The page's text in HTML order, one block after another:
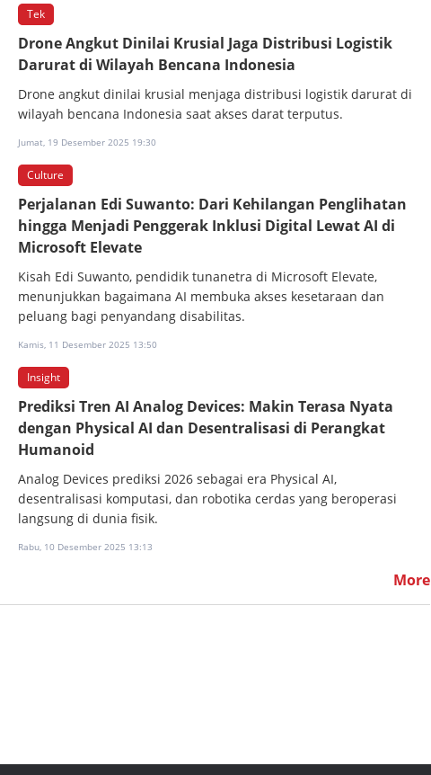
Tek
Drone Angkut Dinilai Krusial Jaga Distribusi Logistik
Darurat di Wilayah Bencana Indonesia
Drone angkut dinilai krusial menjaga distribusi logistik darurat di
wilayah bencana Indonesia saat akses darat terputus.
Jumat, 19 Desember 2025 19:30
Culture
Perjalanan Edi Suwanto: Dari Kehilangan Penglihatan
hingga Menjadi Penggerak Inklusi Digital Lewat AI di
Microsoft Elevate
Kisah Edi Suwanto, pendidik tunanetra di Microsoft Elevate,
menunjukkan bagaimana AI membuka akses kesetaraan dan
peluang bagi penyandang disabilitas.
Kamis, 11 Desember 2025 13:50
Insight
Prediksi Tren AI Analog Devices: Makin Terasa Nyata
dengan Physical AI dan Desentralisasi di Perangkat
Humanoid
Analog Devices prediksi 2026 sebagai era Physical AI,
desentralisasi komputasi, dan robotika cerdas yang beroperasi
langsung di dunia fisik.
Rabu, 10 Desember 2025 13:13
More